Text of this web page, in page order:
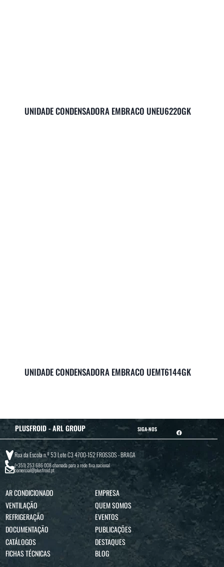
UNIDADE CONDENSADORA EMBRACO UNEU6220GK
UNIDADE CONDENSADORA EMBRACO UEMT6144GK
PLUSFROID - ARL GROUP SIGA-NOS
Rua da Escola n.º 53 Lote C3 4700-152 FROSSOS - BRAGA
(+351) 253 686 008chamada para a rede fixa nacional
comercial@plusfroid.pt
AR CONDICIONADO
VENTILAÇÃO
REFRIGERAÇÃO
EMPRESA
QUEM SOMOS
EVENTOS
DOCUMENTAÇÃO
CATÁLOGOS
FICHAS TÉCNICAS
PUBLICAÇÕES
DESTAQUES
BLOG